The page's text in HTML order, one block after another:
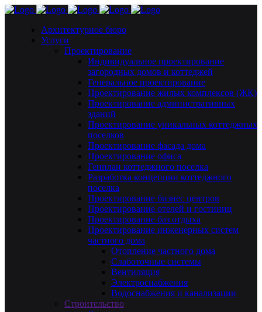
Архитектурное бюро
Услуги
Проектирование
Индивидуальное проектирование
загородных домов и коттеджей
Генеральное проектирование
Проектирование жилых комплексов (ЖК)
Проектирование административных
зданий
Проектирование уникальных коттеджных
поселков
Проектирование фасада дома
Проектирование офиса
Генплан коттеджного поселка
Разработка концепции коттеджного
поселка
Проектирование бизнес центров
Проектирование отелей и гостиниц
Проектирование баз отдыха
Проектирование инженерных систем
частного дома
Отопление частного дома
Слаботочные системы
Вентиляция
Электроснабжения
Водоснабжения и канализации
Строительство